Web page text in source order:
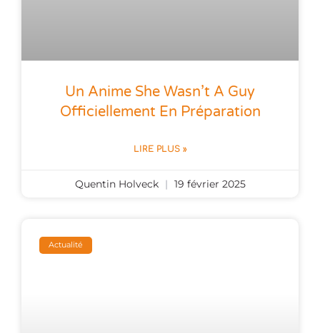
Un Anime She Wasn’t A Guy
Officiellement En Préparation
LIRE PLUS »
Quentin Holveck 19 février 2025
Actualité